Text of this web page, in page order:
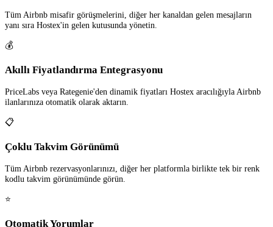
Tüm Airbnb misafir görüşmelerini, diğer her kanaldan gelen mesajların
yanı sıra Hostex'in gelen kutusunda yönetin.
💰
Akıllı Fiyatlandırma Entegrasyonu
PriceLabs veya Rategenie'den dinamik fiyatları Hostex aracılığıyla Airbnb
ilanlarınıza otomatik olarak aktarın.
📋
Çoklu Takvim Görünümü
Tüm Airbnb rezervasyonlarınızı, diğer her platformla birlikte tek bir renk
kodlu takvim görünümünde görün.
⭐
Otomatik Yorumlar